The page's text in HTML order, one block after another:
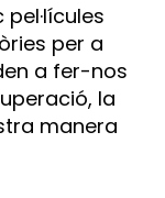
per a
a fer-nos
la
manera